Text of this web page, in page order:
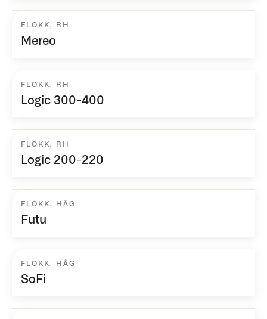
FLOKK, RH
Mereo
FLOKK, RH
Logic 300-400
FLOKK, RH
Logic 200-220
FLOKK, HÅG
Futu
FLOKK, HÅG
SoFi